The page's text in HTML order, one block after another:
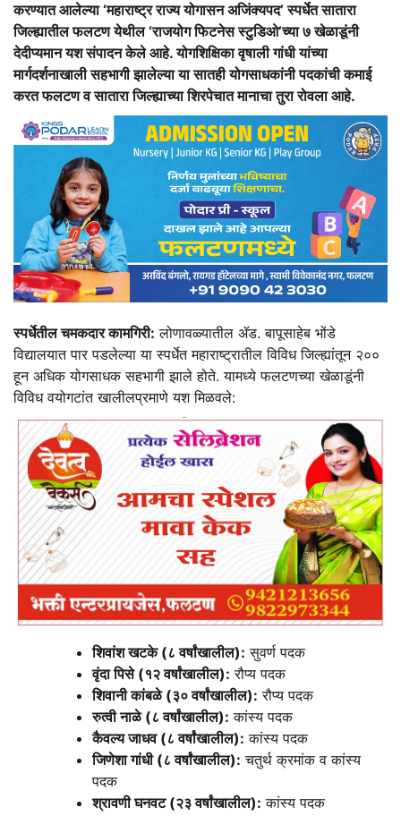
करण्यात आलेल्या ‘महाराष्ट्र राज्य योगासन अजिंक्यपद’ स्पर्धेत सातारा
जिल्ह्यातील फलटण येथील ‘राजयोग फिटनेस स्टुडिओ’च्या ७ खेळाडूंनी
देदीप्यमान यश संपादन केले आहे. योगशिक्षिका वृषाली गांधी यांच्या
मार्गदर्शनाखाली सहभागी झालेल्या या सातही योगसाधकांनी पदकांची कमाई
करत फलटण व सातारा जिल्ह्याच्या शिरपेचात मानाचा तुरा रोवला आहे.
स्पर्धेतील चमकदार कामगिरी: लोणावळ्यातील ॲड. बापूसाहेब भोंडे
विद्यालयात पार पडलेल्या या स्पर्धेत महाराष्ट्रातील विविध जिल्ह्यांतून २००
हून अधिक योगसाधक सहभागी झाले होते. यामध्ये फलटणच्या खेळाडूंनी
विविध वयोगटांत खालीलप्रमाणे यश मिळवले:
शिवांश खटके (८ वर्षांखालील): सुवर्ण पदक
वृंदा पिसे (१२ वर्षांखालील): रौप्य पदक
शिवानी कांबळे (३० वर्षांखालील): रौप्य पदक
रुत्वी नाळे (८ वर्षांखालील): कांस्य पदक
कैवल्य जाधव (८ वर्षांखालील): कांस्य पदक
जिणेशा गांधी (८ वर्षांखालील): चतुर्थ क्रमांक व कांस्य
पदक
श्रावणी घनवट (२३ वर्षांखालील): कांस्य पदक